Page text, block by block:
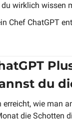
du wirklich wissen
Chef ChatGPT
du
erreicht, wie man
die Schotten